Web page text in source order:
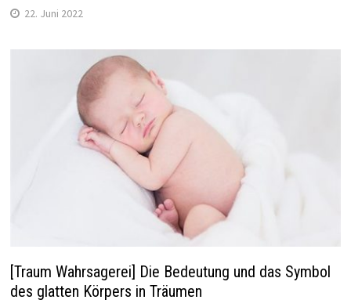
22. Juni 2022
[Traum Wahrsagerei] Die Bedeutung und das Symbol
des glatten Körpers in Träumen